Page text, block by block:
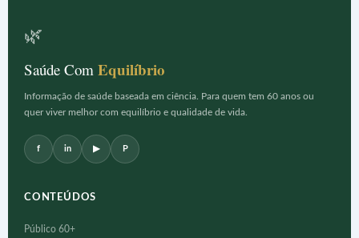
🌿
Saúde Com Equilíbrio
Informação de saúde baseada em ciência. Para quem tem 60 anos ou
quer viver melhor com equilíbrio e qualidade de vida.
f in ▶ P
CONTEÚDOS
Público 60+